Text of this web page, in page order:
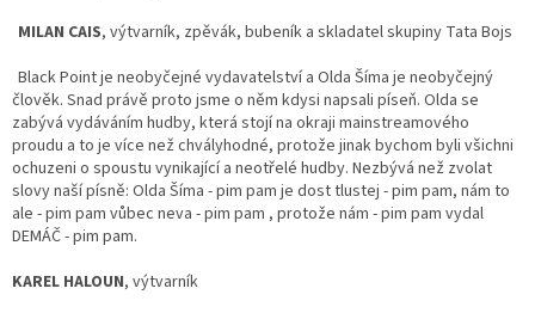
MILAN CAIS, výtvarník, zpěvák, bubeník a skladatel skupiny Tata Bojs
Black Point je neobyčejné vydavatelství a Olda Šíma je neobyčejný
člověk. Snad právě proto jsme o něm kdysi napsali píseň. Olda se
zabývá vydáváním hudby, která stojí na okraji mainstreamového
proudu a to je více než chvályhodné, protože jinak bychom byli všichni
ochuzeni o spoustu vynikající a neotřelé hudby. Nezbývá než zvolat
slovy naší písně: Olda Šíma - pim pam je dost tlustej - pim pam, nám to
ale - pim pam vůbec neva - pim pam , protože nám - pim pam vydal
DEMÁČ - pim pam.
KAREL HALOUN, výtvarník